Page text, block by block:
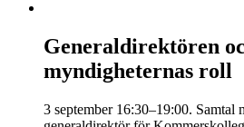
Generaldirektören
myndigheternas roll
3 september 16:30–19:00. Samtal